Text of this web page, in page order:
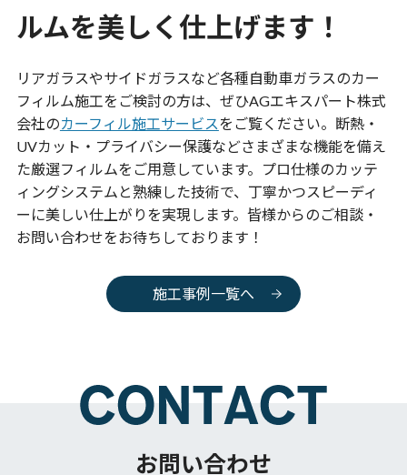
ルムを美しく仕上げます！
リアガラスやサイドガラスなど各種自動車ガラスのカー
フィルム施工をご検討の方は、ぜひAGエキスパート株式
会社のカーフィル施工サービスをご覧ください。断熱・
UVカット・プライバシー保護などさまざまな機能を備え
た厳選フィルムをご用意しています。プロ仕様のカッテ
ィングシステムと熟練した技術で、丁寧かつスピーディ
ーに美しい仕上がりを実現します。皆様からのご相談・
お問い合わせをお待ちしております！
施工事例一覧へ
お問い合わせ